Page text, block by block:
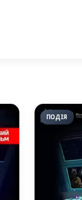
ПОДІЯ